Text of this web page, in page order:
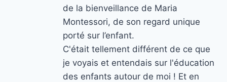
de la bienveillance de Maria
Montessori, de son regard unique
porté sur l’enfant.
C'était tellement différent de ce que
je voyais et entendais sur l'éducation
des enfants autour de moi ! Et en